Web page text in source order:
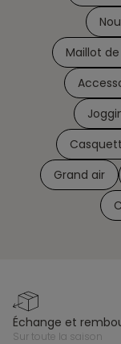
Maillot
Grand air
échange et
sur toute la saison